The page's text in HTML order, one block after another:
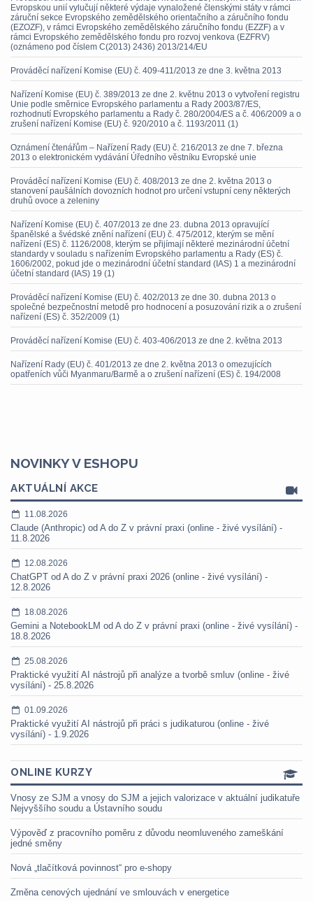
Evropskou unií vylučují některé výdaje vynaložené členskými státy v rámci
záruční sekce Evropského zemědělského orientačního a záručního fondu
(EZOZF), v rámci Evropského zemědělského záručního fondu (EZZF) a v
rámci Evropského zemědělského fondu pro rozvoj venkova (EZFRV)
(oznámeno pod číslem C(2013) 2436) 2013/214/EU
Prováděcí nařízení Komise (EU) č. 409-411/2013 ze dne 3. května 2013
Nařízení Komise (EU) č. 389/2013 ze dne 2. květnu 2013 o vytvoření registru
Unie podle směrnice Evropského parlamentu a Rady 2003/87/ES,
rozhodnutí Evropského parlamentu a Rady č. 280/2004/ES a č. 406/2009 a o
zrušení nařízení Komise (EU) č. 920/2010 a č. 1193/2011 (1)
Oznámení čtenářům – Nařízení Rady (EU) č. 216/2013 ze dne 7. března
2013 o elektronickém vydávání Úředního věstníku Evropské unie
Prováděcí nařízení Komise (EU) č. 408/2013 ze dne 2. května 2013 o
stanovení paušálních dovozních hodnot pro určení vstupní ceny některých
druhů ovoce a zeleniny
Nařízení Komise (EU) č. 407/2013 ze dne 23. dubna 2013 opravující
španělské a švédské znění nařízení (EU) č. 475/2012, kterým se mění
nařízení (ES) č. 1126/2008, kterým se přijímají některé mezinárodní účetní
standardy v souladu s nařízením Evropského parlamentu a Rady (ES) č.
1606/2002, pokud jde o mezinárodní účetní standard (IAS) 1 a mezinárodní
účetní standard (IAS) 19 (1)
Prováděcí nařízení Komise (EU) č. 402/2013 ze dne 30. dubna 2013 o
společné bezpečnostní metodě pro hodnocení a posuzování rizik a o zrušení
nařízení (ES) č. 352/2009 (1)
Prováděcí nařízení Komise (EU) č. 403-406/2013 ze dne 2. května 2013
Nařízení Rady (EU) č. 401/2013 ze dne 2. května 2013 o omezujících
opatřeních vůči Myanmaru/Barmě a o zrušení nařízení (ES) č. 194/2008
NOVINKY V ESHOPU
AKTUÁLNÍ AKCE
11.08.2026
Claude (Anthropic) od A do Z v právní praxi (online - živé vysílání) -
11.8.2026
12.08.2026
ChatGPT od A do Z v právní praxi 2026 (online - živé vysílání) -
12.8.2026
18.08.2026
Gemini a NotebookLM od A do Z v právní praxi (online - živé vysílání) -
18.8.2026
25.08.2026
Praktické využití AI nástrojů při analýze a tvorbě smluv (online - živé
vysílání) - 25.8.2026
01.09.2026
Praktické využití AI nástrojů při práci s judikaturou (online - živé
vysílání) - 1.9.2026
ONLINE KURZY
Vnosy ze SJM a vnosy do SJM a jejich valorizace v aktuální judikatuře
Nejvyššího soudu a Ústavního soudu
Výpověď z pracovního poměru z důvodu neomluveného zameškání
jedné směny
Nová „tlačítková povinnost“ pro e-shopy
Změna cenových ujednání ve smlouvách v energetice